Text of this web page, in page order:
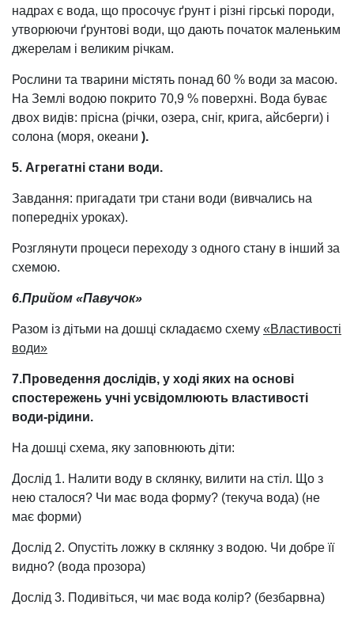
надрах є вода, що просочує ґрунт і різні гірські породи,
утворюючи ґрунтові води, що дають початок маленьким
джерелам і великим річкам.
Рослини та тварини містять понад 60 % води за масою.
На Землі водою покрито 70,9 % поверхні. Вода буває
двох видів: прісна (річки, озера, сніг, крига, айсберги) і
солона (моря, океани ).
5. Агрегатні стани води.
Завдання: пригадати три стани води (вивчались на
попередніх уроках).
Розглянути процеси переходу з одного стану в інший за
схемою.
6.Прийом «Павучок»
Разом із дітьми на дошці складаємо схему «Властивості
води»
7.Проведення дослідів, у ході яких на основі
спостережень учні усвідомлюють властивості
води-рідини.
На дошці схема, яку заповнюють діти:
Дослід 1. Налити воду в склянку, вилити на стіл. Що з
нею сталося? Чи має вода форму? (текуча вода) (не
має форми)
Дослід 2. Опустіть ложку в склянку з водою. Чи добре її
видно? (вода прозора)
Дослід 3. Подивіться, чи має вода колір? (безбарвна)